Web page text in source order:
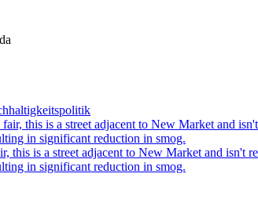
is a street adjacent to New Market and isn't
in significant reduction in smog.